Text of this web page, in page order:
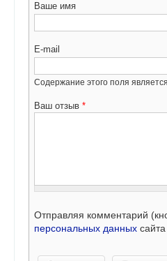
Ваше имя
E-mail
Содержание этого поля
Ваш отзыв *
Отправляя комментарий
персональных данных